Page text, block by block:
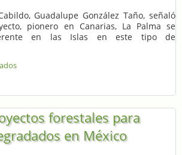
Guadalupe González Taño, señaló
pionero en Canarias, La Palma se
en las Islas en este tipo de
forestales para
en México